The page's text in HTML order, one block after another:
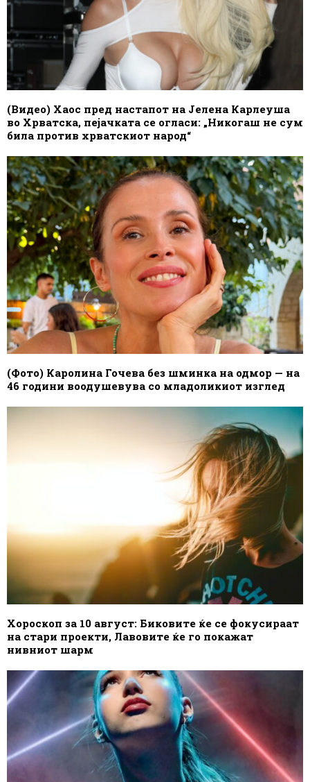
(Видео) Хаос пред настапот на Јелена Карлеуша
во Хрватска, пејачката се огласи: „Никогаш не сум
била против хрватскиот народ“
(Фото) Каролина Гочева без шминка на одмор — на
46 години воодушевува со младоликиот изглед
Хороскоп за 10 август: Биковите ќе се фокусираат
на стари проекти, Лавовите ќе го покажат
нивниот шарм